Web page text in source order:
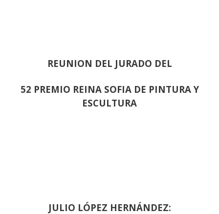
REUNION DEL JURADO DEL
52 PREMIO REINA SOFIA DE PINTURA Y
ESCULTURA
JULIO LÓPEZ HERNÁNDEZ: